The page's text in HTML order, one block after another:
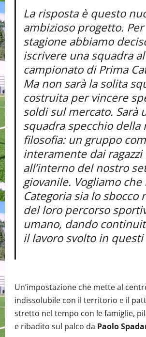
La risposta è questo
ambizioso progetto.
stagione abbiamo
iscrivere una squadra al
campionato di Prima
Ma non sarà la solita
costruita per vincere
soldi sul mercato. Sarà
squadra specchio della
filosofia: un gruppo
interamente dai
all’interno del nostro
giovanile. Vogliamo che
Categoria sia lo sbocco
del loro percorso
umano, dando
il lavoro svolto in questi
Un’impostazione che mette al
indissolubile con il territorio e il
stretto nel tempo con le famiglie,
e ribadito sul palco da Paolo